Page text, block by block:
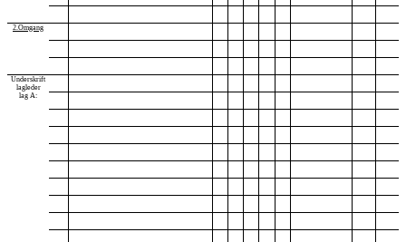
2.Omgang
Underskrift
lagleder
lag A: